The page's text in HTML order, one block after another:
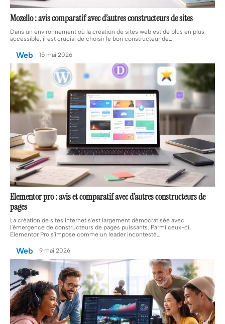
Mozello : avis comparatif avec d’autres constructeurs de sites
Dans un environnement où la création de sites web est de plus en plus
accessible, il est crucial de choisir le bon constructeur de…
Web 15 mai 2026
Elementor pro : avis et comparatif avec d’autres constructeurs de
pages
La création de sites internet s'est largement démocratisée avec
l'émergence de constructeurs de pages puissants. Parmi ceux-ci,
Elementor Pro s'impose comme un leader incontesté
Web 9 mai 2026